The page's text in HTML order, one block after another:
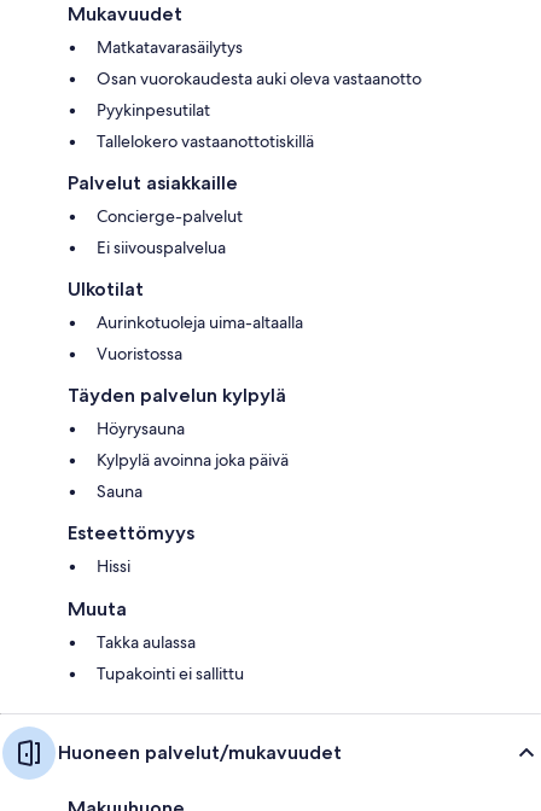
Mukavuudet
Matkatavarasäilytys
Osan vuorokaudesta auki oleva vastaanotto
Pyykinpesutilat
Tallelokero vastaanottotiskillä
Palvelut asiakkaille
Concierge-palvelut
Ei siivouspalvelua
Ulkotilat
Aurinkotuoleja uima-altaalla
Vuoristossa
Täyden palvelun kylpylä
Höyrysauna
Kylpylä avoinna joka päivä
Sauna
Esteettömyys
Hissi
Muuta
Takka aulassa
Tupakointi ei sallittu
Huoneen palvelut/mukavuudet